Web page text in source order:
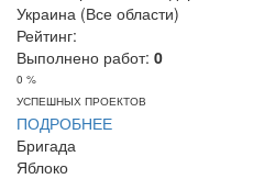
Украина (Все области)
Рейтинг:
Выполнено работ: 0
0 %
УСПЕШНЫХ ПРОЕКТОВ
ПОДРОБНЕЕ
Бригада
Яблоко